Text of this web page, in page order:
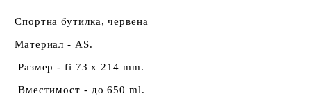
Спортна бутилка, червена
Материал - AS.
Размер - fi 73 х 214 mm.
Вместимост - до 650 ml.